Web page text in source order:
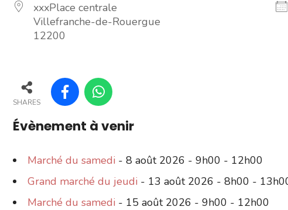
xxxPlace centrale
Villefranche-de-Rouergue
12200
SHARES
Évènement à venir
Marché du samedi - 8 août 2026 - 9h00 - 12h00
Grand marché du jeudi - 13 août 2026 - 8h00 -
Marché du samedi - 15 août 2026 - 9h00 - 12h00